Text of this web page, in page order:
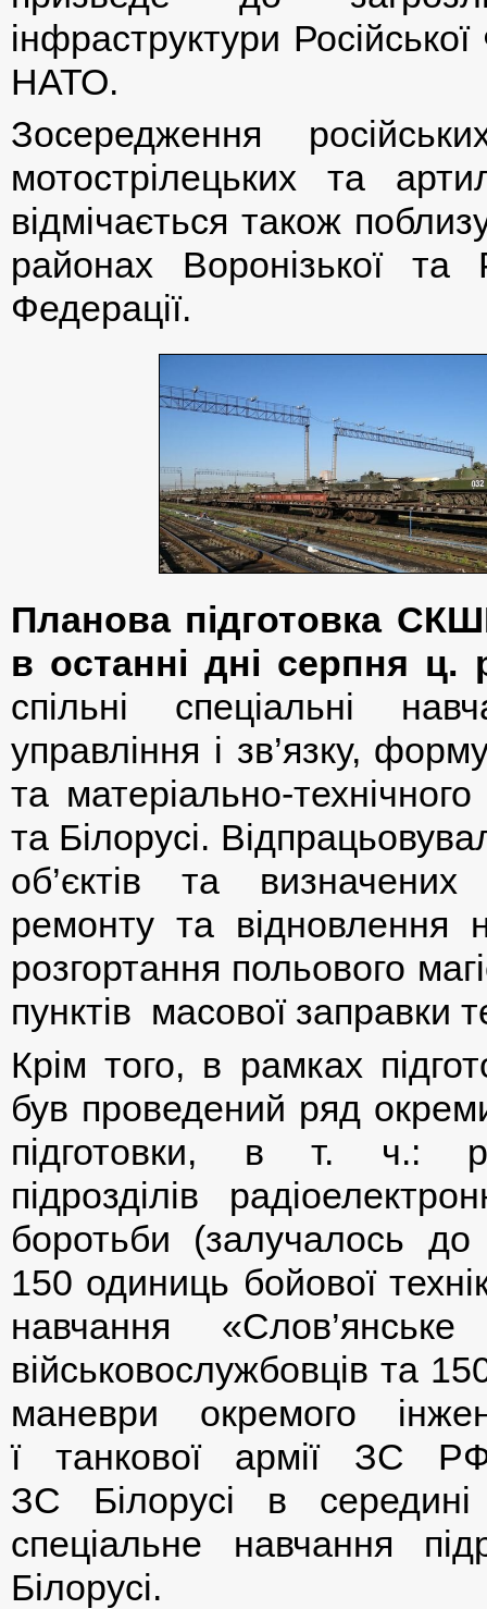
інфраструктури
НАТО.
Зосередження
мотострілецьких та
відмічається також
районах Воронізької та
Федерації.
Планова підготовка
в останні дні серпня ц.
спільні спеціальні
управління і зв’язку,
та матеріально-
та Білорусі.
об’єктів та визначених
ремонту та відновлення
розгортання польового
пунктів масової заправки
Крім того, в рамках
був проведений ряд
підготовки, в т. ч.:
підрозділів
боротьби (залучалось до
150 одиниць бойової
навчання
військовослужбовців та
маневри окремого
ї танкової армії ЗС
ЗС Білорусі в
спеціальне навчання
Білорусі.